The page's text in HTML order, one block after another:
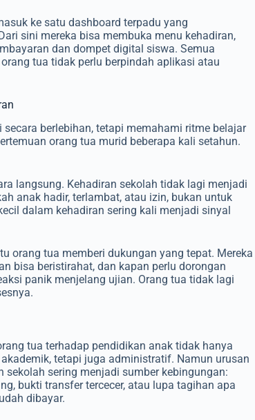
ke satu dashboard terpadu yang
sini mereka bisa membuka menu kehadiran,
dan dompet digital siswa. Semua
tua tidak perlu berpindah aplikasi atau
berlebihan, tetapi memahami ritme belajar
orang tua murid beberapa kali setahun.
langsung. Kehadiran sekolah tidak lagi menjadi
anak hadir, terlambat, atau izin, bukan untuk
dalam kehadiran sering kali menjadi sinyal
orang tua memberi dukungan yang tepat. Mereka
bisa beristirahat, dan kapan perlu dorongan
panik menjelang ujian. Orang tua tidak lagi
tua terhadap pendidikan anak tidak hanya
tetapi juga administratif. Namun urusan
sekolah sering menjadi sumber kebingungan:
bukti transfer tercecer, atau lupa tagihan apa
dibayar.